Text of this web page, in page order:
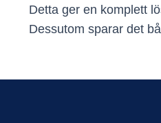
Detta ger en komplett
Dessutom sparar det